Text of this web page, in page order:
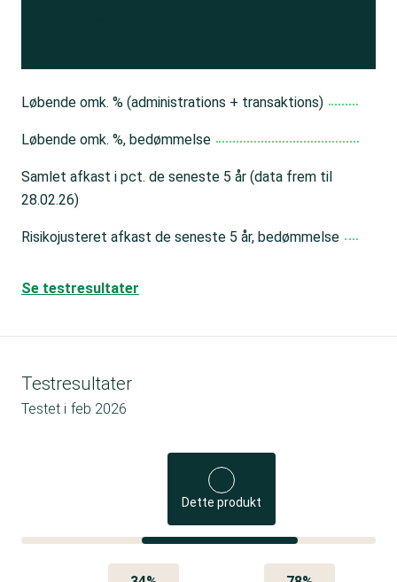
Løbende omk. % (administrations + transaktions)
Løbende omk. %, bedømmelse
Samlet afkast i pct. de seneste 5 år (data frem til
28.02.26)
Risikojusteret afkast de seneste 5 år, bedømmelse
Se testresultater
Testresultater
Testet i feb 2026
Dette produkt